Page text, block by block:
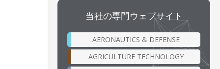
当社の専門ウェブサイト
AERONAUTICS & DEFENSE
AGRICULTURE TECHNOLOGY